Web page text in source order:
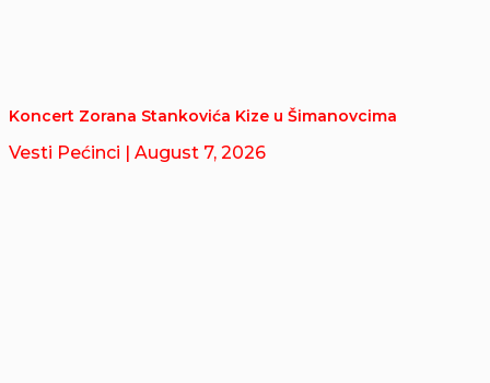
Koncert Zorana Stankovića Kize u Šimanovcima
Vesti Pećinci | August 7, 2026